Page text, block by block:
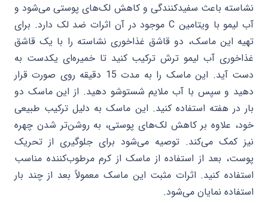
نشاسته باعث سفیدکنندگی و کاهش لک‌های پوستی می‌شود و
آب لیمو با ویتامین C موجود در آن اثرات ضد لک دارد. برای
تهیه این ماسک، دو قاشق غذاخوری نشاسته را با یک قاشق
غذاخوری آب لیمو ترش ترکیب کنید تا خمیره‌ای یکدست به
دست آید. این ماسک را به مدت 15 دقیقه روی صورت قرار
دهید و سپس با آب ملایم شستوشو دهید. از این ماسک دو
بار در هفته استفاده کنید. این ماسک به دلیل ترکیب طبیعی
خود، علاوه بر کاهش لک‌های پوستی، به روشن‌تر شدن چهره
نیز کمک می‌کند. توصیه می‌شود برای جلوگیری از تحریک
پوست، بعد از استفاده از ماسک از کرم مرطوب‌کننده مناسب
استفاده کنید. اثرات مثبت این ماسک معمولاً بعد از چند بار
استفاده نمایان می‌شود.